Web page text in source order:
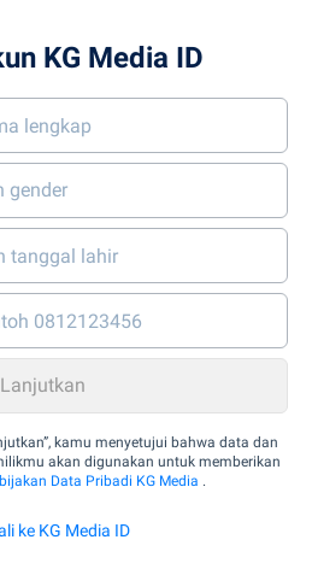
KG Media ID
kamu menyetujui bahwa data dan
akan digunakan untuk memberikan
Data Pribadi KG Media .
ke KG Media ID